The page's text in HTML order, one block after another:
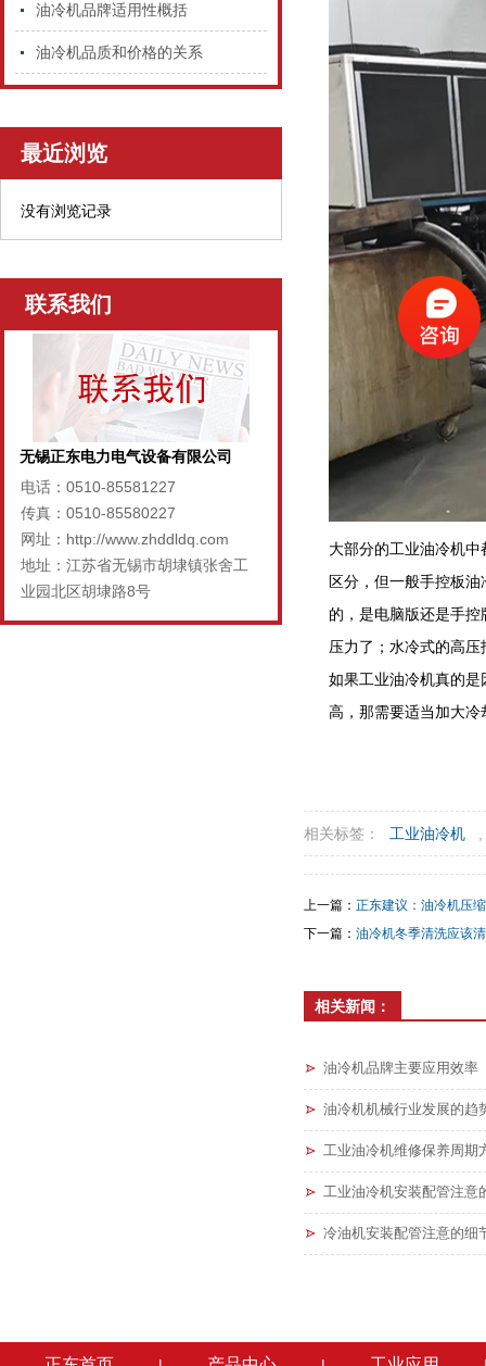
油冷机品牌适用性概括
油冷机品质和价格的关系
最近浏览
没有浏览记录
联系我们
无锡正东电力电气设备有限公司
电话：0510-85581227
传真：0510-85580227
网址：http://www.zhddldq.com
地址：江苏省无锡市胡埭镇张舍工
业园北区胡埭路8号
大部分的工业油冷机
区分，但一般手控板
的，是电脑版还是手
压力了；水冷式的高
如果工业油冷机真的
高，那需要适当加大
相关标签： 工业油冷机
上一篇： 正东建议：油冷机压
下一篇： 油冷机冬季清洗应该
相关新闻：
油冷机品牌主要应用效率
油冷机机械行业发展的趋
工业油冷机维修保养周期
工业油冷机安装配管注意
冷油机安装配管注意的细